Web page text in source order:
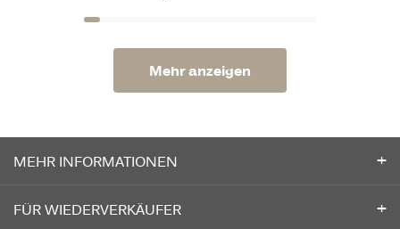
Mehr anzeigen
MEHR INFORMATIONEN
FÜR WIEDERVERKÄUFER